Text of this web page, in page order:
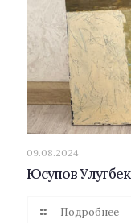
09.08.2024
Юсупов Улугбек
Подробнее